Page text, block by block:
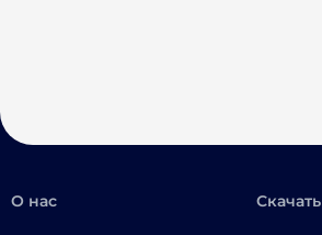
О нас Скачать